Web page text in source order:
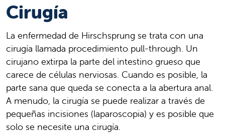
Cirugía
La enfermedad de Hirschsprung se trata con una
cirugía llamada procedimiento pull-through. Un
cirujano extirpa la parte del intestino grueso que
carece de células nerviosas. Cuando es posible, la
parte sana que queda se conecta a la abertura anal.
A menudo, la cirugía se puede realizar a través de
pequeñas incisiones (laparoscopia) y es posible que
solo se necesite una cirugía.